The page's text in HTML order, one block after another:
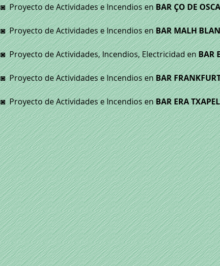
◙Proyecto de Actividades e Incendios enBAR ÇO DE
◙Proyecto de Actividades e Incendios enBAR MALH
◙Proyecto de Actividades, Incendios, Electricidad enBAR
◙Proyecto de Actividades e Incendios enBAR
◙Proyecto de Actividades e Incendios enBAR ERA